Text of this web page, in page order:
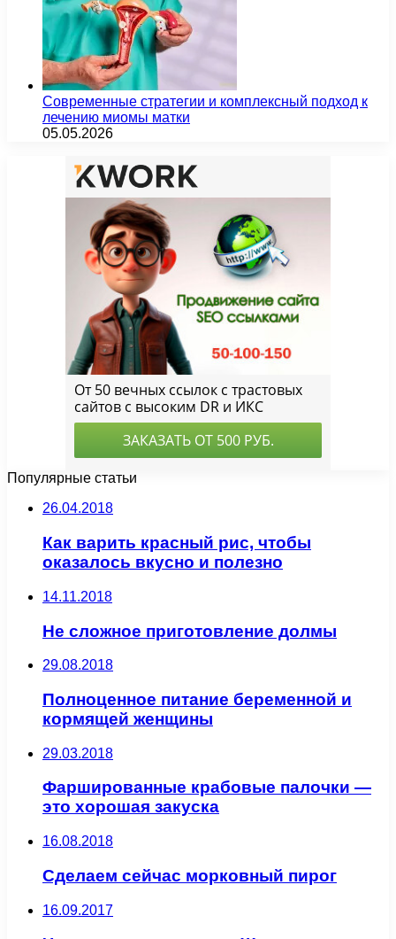
Современные стратегии и комплексный подход к
лечению миомы матки
05.05.2026
Популярные статьи
26.04.2018
Как варить красный рис, чтобы
оказалось вкусно и полезно
14.11.2018
Не сложное приготовление долмы
29.08.2018
Полноценное питание беременной и
кормящей женщины
29.03.2018
Фаршированные крабовые палочки —
это хорошая закуска
16.08.2018
Сделаем сейчас морковный пирог
16.09.2017